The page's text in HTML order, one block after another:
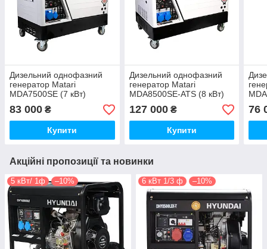
Дизельний однофазний
генератор Matari
MDA7500SE (7 кВт)
83 000 ₴
Купити
Дизельний однофазний
генератор Matari
MDA8500SE-ATS (8 кВт)
127 000₴
Купити
76
Акційні пропозиції та новинки
5 кВт/ 1ф –10% 6 кВт 1/3 ф –10%